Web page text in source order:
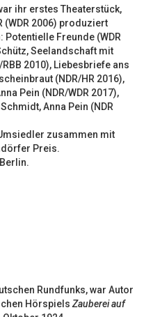
ihr erstes Theaterstück,
(WDR 2006) produziert
Freunde (WDR
Seelandschaft mit
2010), Liebesbriefe ans
(NDR/HR 2016),
Pein (NDR/WDR 2017),
Anna Pein (NDR
zusammen mit
Preis.
Rundfunks, war Autor
Hörspiels Zauberei auf